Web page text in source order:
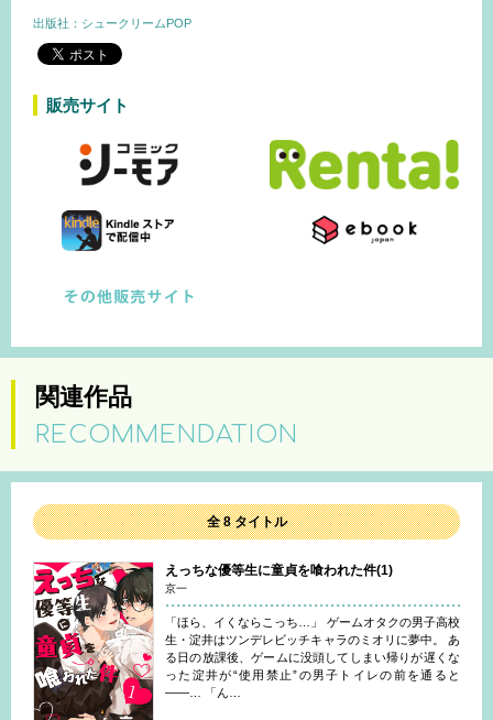
出版社：シュークリームPOP
販売サイト
関連作品
RECOMMENDATION
全 8 タイトル
えっちな優等生に童貞を喰われた件(1)
京一
「ほら、イくならこっち…」 ゲームオタクの男子高校
生・淀井はツンデレビッチキャラのミオリに夢中。 あ
る日の放課後、ゲームに没頭してしまい帰りが遅くな
った淀井が“使用禁止”の男子トイレの前を通ると
――… 「ん…